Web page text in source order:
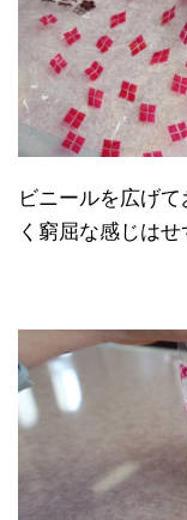
ビニールを広げ
く窮屈な感じはせ